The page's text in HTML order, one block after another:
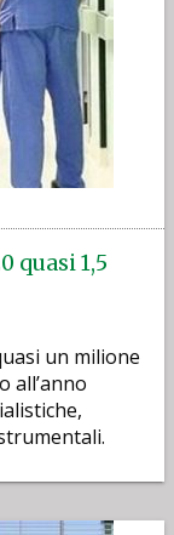
quasi 1,5
un milione
all’anno